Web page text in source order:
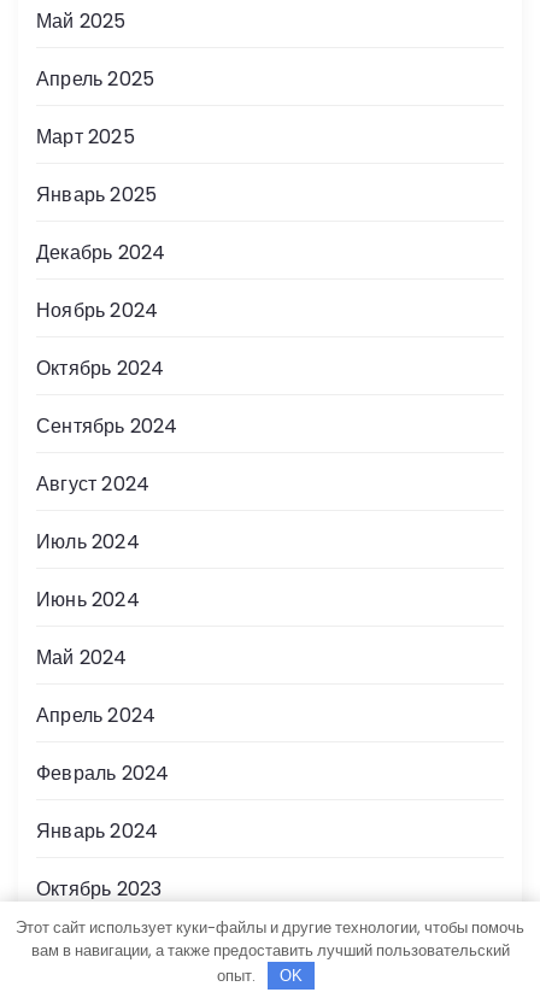
Май 2025
Апрель 2025
Март 2025
Январь 2025
Декабрь 2024
Ноябрь 2024
Октябрь 2024
Сентябрь 2024
Август 2024
Июль 2024
Июнь 2024
Май 2024
Апрель 2024
Февраль 2024
Январь 2024
Октябрь 2023
Январь 2023
Этот сайт использует куки-файлы и другие технологии, чтобы помочь
вам в навигации, а также предоставить лучший пользовательский
опыт.
OK